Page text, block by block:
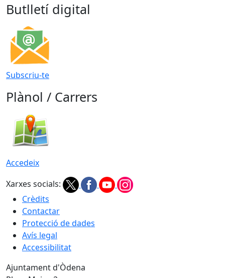
Butlletí digital
Subscriu-te
Plànol / Carrers
Accedeix
Xarxes socials:
Crèdits
Contactar
Protecció de dades
Avís legal
Accessibilitat
Ajuntament d'Òdena